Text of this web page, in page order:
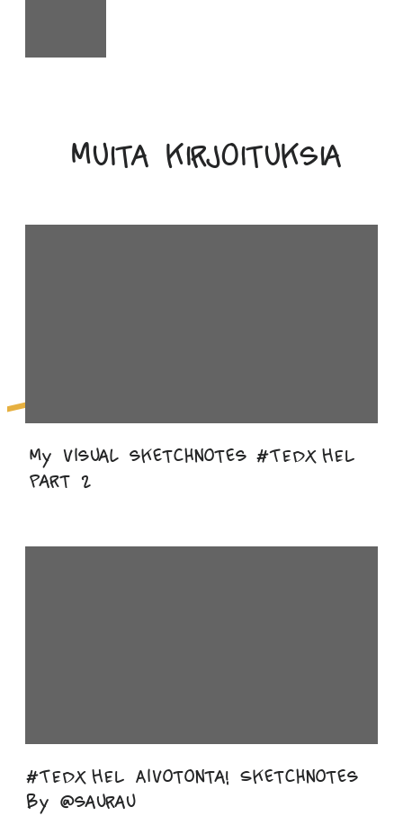
Muita kirjoituksia
My visual sketchnotes #TEDxHEL
Part 2
#TEDxHEL Aivotonta! Sketchnotes
by @saurau